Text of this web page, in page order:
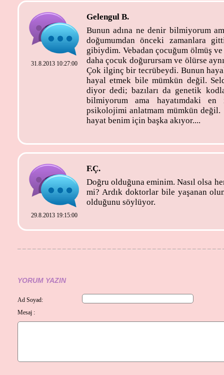
31.8.2013 10:27:00
Gelengul B.
Bunun adına ne denir bilmiyorum
doğumumdan önceki zamanlara
gibiydim. Vebadan çocuğum ölmüş
daha çocuk doğurursam ve ölürse
Çok ilginç bir tecrübeydi. Bunun
hayal etmek bile mümkün değil.
diyor dedi; bazıları da genetik
bilmiyorum ama hayatımdaki
psikolojimi anlatmam mümkün değil.
hayat benim için başka akıyor....
29.8.2013 19:15:00
F.Ç.
Doğru olduğuna eminim. Nasıl olsa
mi? Ardık doktorlar bile yaşanan
olduğunu söylüyor.
YORUM YAZIN
Ad Soyad:
Mesaj :